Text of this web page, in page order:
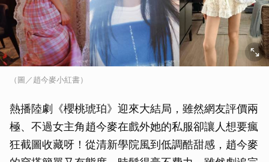
（圖／趙今麥小紅書）
熱播陸劇《櫻桃琥珀》迎來大結局，雖然網友評價兩
極、不過女主角趙今麥在戲外她的私服卻讓人想要瘋
狂截圖收藏呀！從清新學院風到低調酷甜感，趙今麥